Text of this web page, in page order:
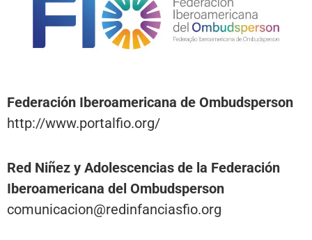
Federación Iberoamericana de Ombudsperson
http://www.portalfio.org/
Red Niñez y Adolescencias de la Federación
Iberoamericana del Ombudsperson
comunicacion@redinfanciasfio.org